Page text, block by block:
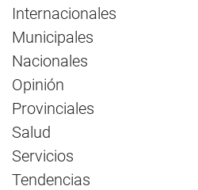
Internacionales
Municipales
Nacionales
Opinión
Provinciales
Salud
Servicios
Tendencias